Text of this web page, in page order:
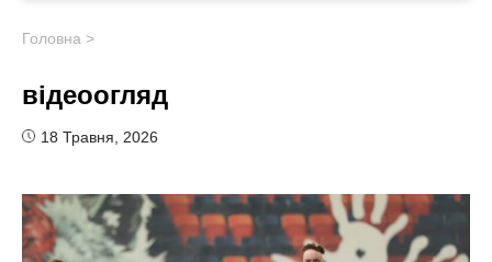
Головна >
відеоогляд
18 Травня, 2026